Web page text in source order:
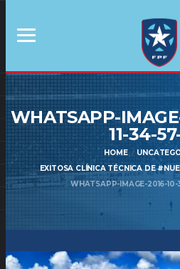
WHATSAPP-
11-34-
HOME
EXITOSA CLÍNICA TÉCNICA DE
WHATSAPP-IMAGE-2016-